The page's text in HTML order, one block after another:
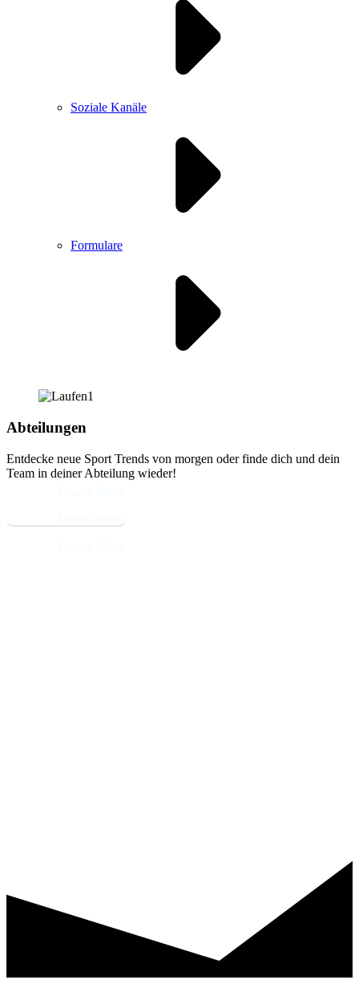
Soziale Kanäle
Formulare
Abteilungen
Entdecke neue Sport Trends von morgen oder finde dich und dein
Team in deiner Abteilung wieder!